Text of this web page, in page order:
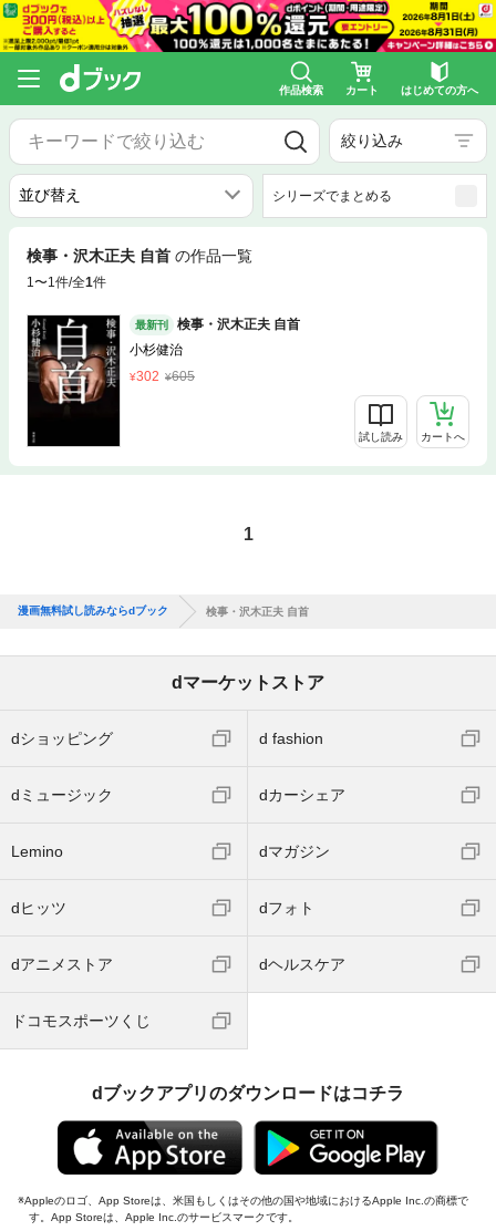
作品検索 カート はじめての方へ
絞り込み
シリーズでまとめる
検事・沢木正夫 自首 の作品一覧
1〜1件/全1件
最新刊
検事・沢木正夫 自首
小杉健治
302
605
試し読み カートへ
1
漫画無料試し読みならdブック 検事・沢木正夫 自首
dマーケットストア
dショッピング d fashion
dミュージック dカーシェア
Lemino dマガジン
dヒッツ dフォト
dアニメストア dヘルスケア
ドコモスポーツくじ
dブックアプリのダウンロードはコチラ
Appleのロゴ、App Storeは、米国もしくはその他の国や地域におけるApple Inc.の商標で
す。App Storeは、Apple Inc.のサービスマークです。